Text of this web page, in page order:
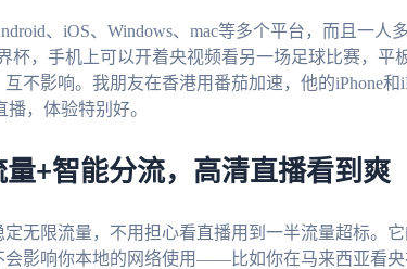
、iOS、Windows、mac等多个平台，而且一人
杯，手机上可以开着央视频看另一场足球比赛，平
不影响。我朋友在香港用番茄加速，他的iPhone
，体验特别好。
量+智能分流，高清直播看到爽
定无限流量，不用担心看直播用到一半流量超标。
会影响你本地的网络使用——比如你在马来西亚看央